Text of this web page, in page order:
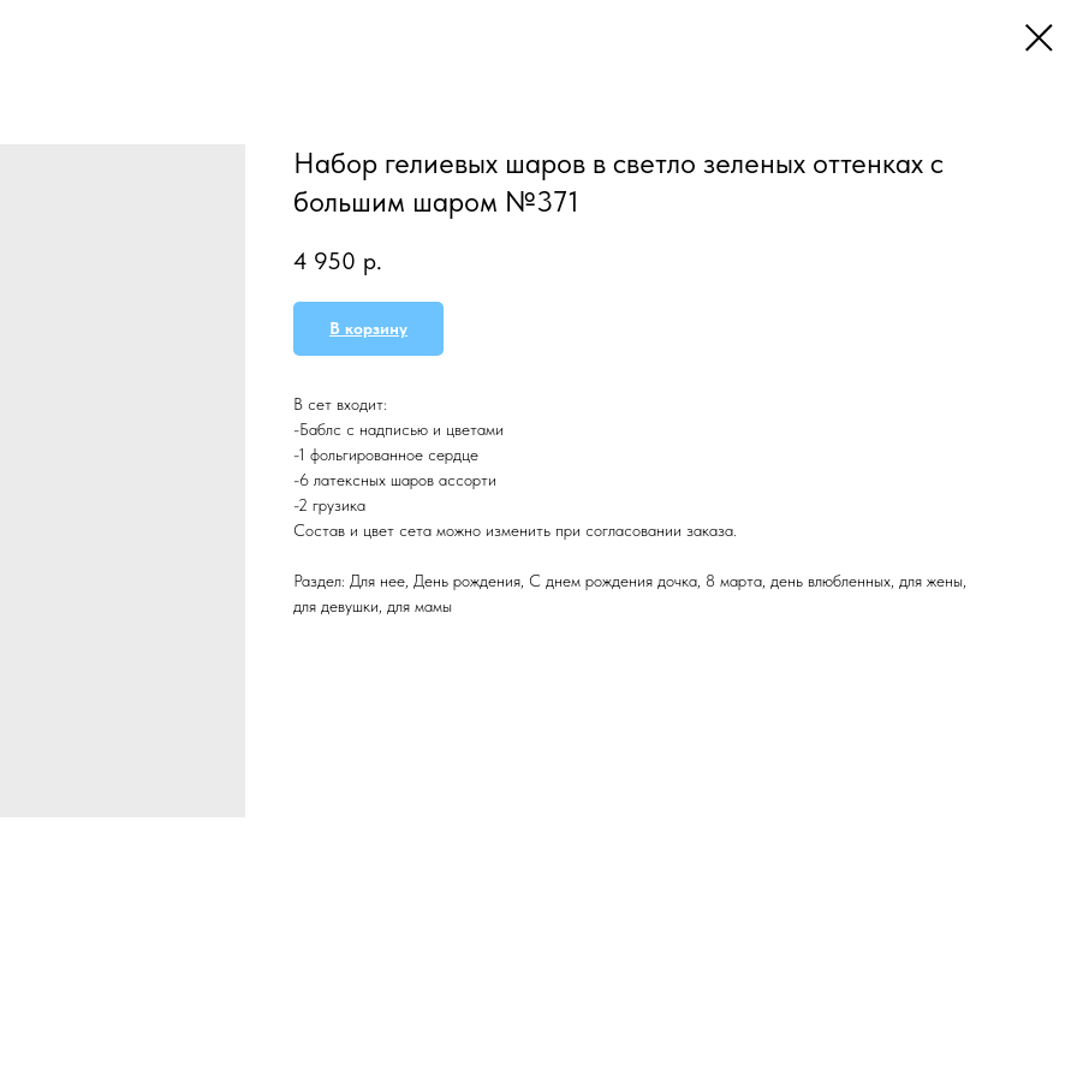
Набор гелиевых шаров в светло зеленых оттенках с
большим шаром №371
4 950 р.
В корзину
В сет входит:
-Баблс с надписью и цветами
-1 фольгированное сердце
-6 латексных шаров ассорти
-2 грузика
Состав и цвет сета можно изменить при согласовании заказа.
Раздел: Для нее, День рождения, С днем рождения дочка, 8 марта, день влюбленных, для жены,
для девушки, для мамы